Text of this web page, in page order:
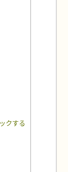
クする